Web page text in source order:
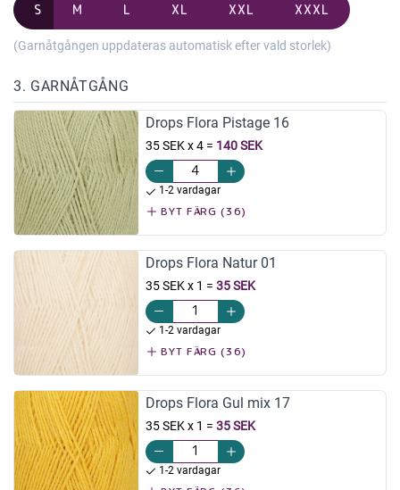
S M L XL XXL XXXL
(Garnåtgången uppdateras automatisk efter vald storlek)
3. GARNÅTGÅNG
Drops Flora Pistage 16
35 SEK x 4= 140 SEK
1-2 vardagar
BYT FÄRG (36)
Drops Flora Natur 01
35 SEK x 1 = 35 SEK
1-2 vardagar
BYT FÄRG (36)
Drops Flora Gul mix 17
35 SEK x 1 = 35 SEK
1-2 vardagar